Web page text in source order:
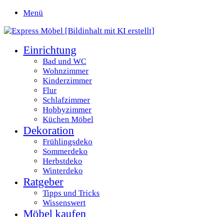
Menü
Einrichtung
Bad und WC
Wohnzimmer
Kinderzimmer
Flur
Schlafzimmer
Hobbyzimmer
Küchen Möbel
Dekoration
Frühlingsdeko
Sommerdeko
Herbstdeko
Winterdeko
Ratgeber
Tipps und Tricks
Wissenswert
Möbel kaufen